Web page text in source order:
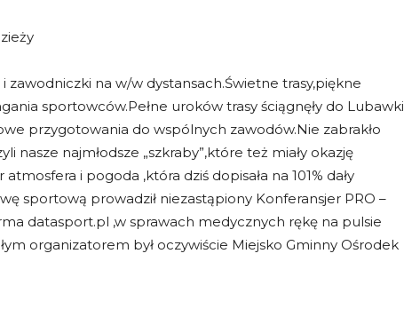
na w/w dystansach.Świetne trasy,piękne
sportowców.Pełne uroków trasy ściągnęły do Lubawki
przygotowania do wspólnych zawodów.Nie zabrakło
nasze najmłodsze „szkraby”,które też miały okazję
i pogoda ,która dziś dopisała na 101% dały
sportową prowadził niezastąpiony Konferansjer PRO –
datasport.pl ,w sprawach medycznych rękę na pulsie
organizatorem był oczywiście Miejsko Gminny Ośrodek